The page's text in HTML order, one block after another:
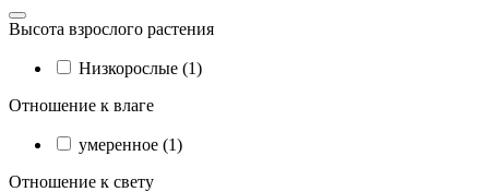
Высота взрослого растения
Низкорослые (1)
Отношение к влаге
умеренное (1)
Отношение к свету